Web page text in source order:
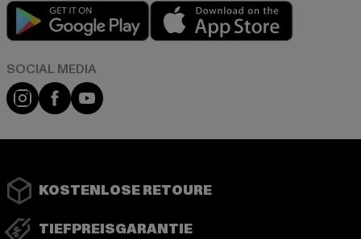
Play market
Instagram
FacebookYouTube
KOSTENLOSE RETOURE
TIEFPREISGARANTIE